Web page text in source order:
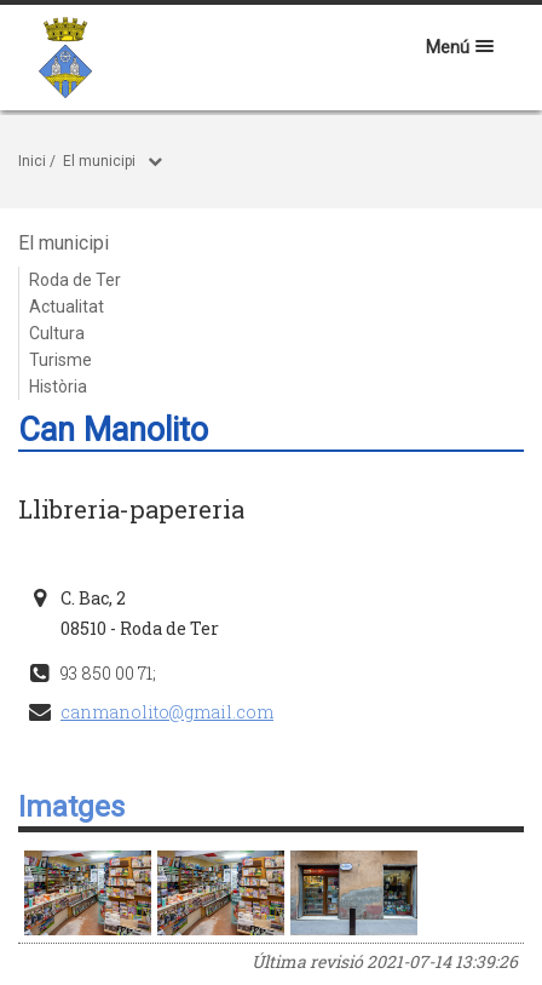
Menú
Inici / El municipi
El municipi
Roda de Ter
Actualitat
Cultura
Turisme
Història
Can Manolito
Llibreria-papereria
C. Bac, 2
08510 - Roda de Ter
93 850 00 71;
canmanolito@gmail.com
Imatges
Última revisió2021-07-14 13:39:26